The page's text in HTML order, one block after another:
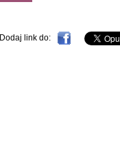
Dodaj link do: